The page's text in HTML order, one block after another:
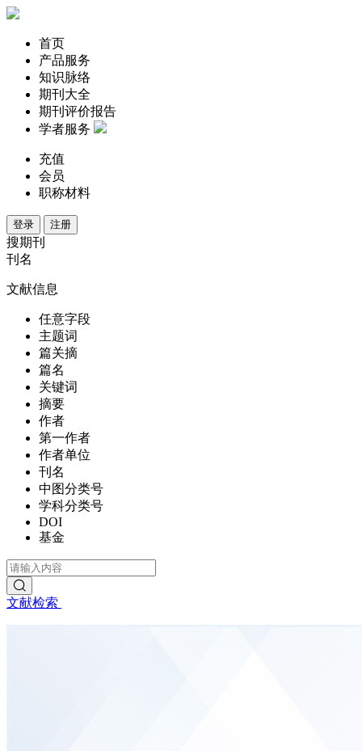
首页
产品服务
知识脉络
期刊大全
期刊评价报告
学者服务
充值
会员
职称材料
登录 注册
搜期刊
刊名
文献信息
任意字段
主题词
篇关摘
篇名
关键词
摘要
作者
第一作者
作者单位
刊名
中图分类号
学科分类号
DOI
基金
文献检索